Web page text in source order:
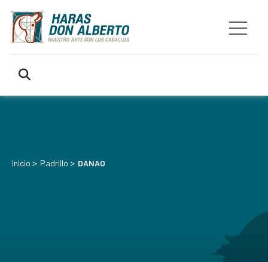
Inicio > Padrillo > DANAO